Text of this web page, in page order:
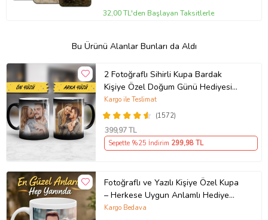
32,00 TL'den Başlayan Taksitlerle
Bu Ürünü Alanlar Bunları da Aldı
2 Fotoğraflı Sihirli Kupa Bardak
Kişiye Özel Doğum Günü Hediyesi
Sevgiliye Hediye Anneye Babaya
Ablaya Abiye Kız Erkek Kardeşe
Arkadaşa Resimli Günü Yıl Dönümü
Hediyesi
(1572)
Kargo ile Teslimat
399,97 TL
Sepette %25 İndirim 299,98 TL
Fotoğraflı ve Yazılı Kişiye Özel Kupa
– Herkese Uygun Anlamlı Hediye
Porselen Baskılı Kupa (Beyaz)
Kargo Bedava